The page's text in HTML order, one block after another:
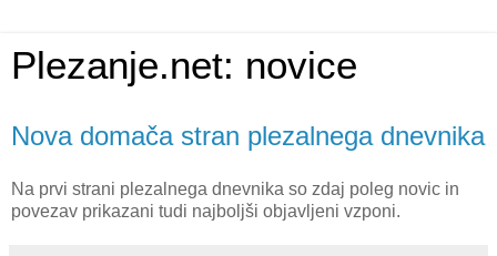
Plezanje.net: novice
Nova domača stran plezalnega dnevnika
Na prvi strani plezalnega dnevnika so zdaj poleg novic in
povezav prikazani tudi najboljši objavljeni vzponi.